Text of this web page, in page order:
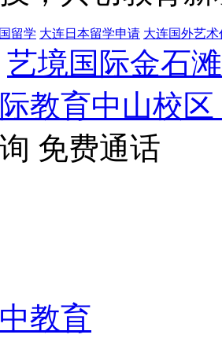
留学 大连日本留学申请 大连国外艺
艺境国际金石
教育中山校区
免费通话
教育